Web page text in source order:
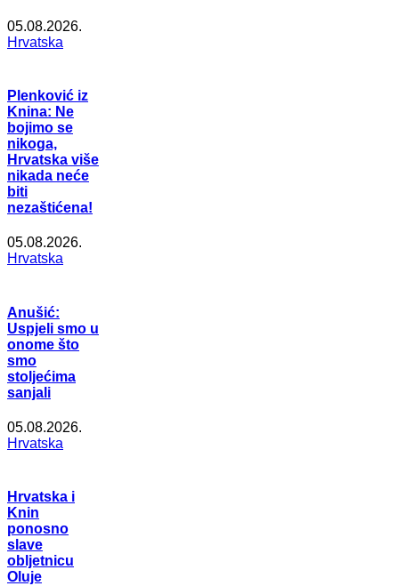
05.08.2026.
Hrvatska
Plenković iz
Knina: Ne
bojimo se
nikoga,
Hrvatska više
nikada neće
biti
nezaštićena!
05.08.2026.
Hrvatska
Anušić:
Uspjeli smo u
onome što
smo
stoljećima
sanjali
05.08.2026.
Hrvatska
Hrvatska i
Knin
ponosno
slave
obljetnicu
Oluje